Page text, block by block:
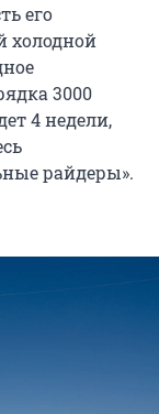
его
холодной
3000
4 недели,
райдеры».